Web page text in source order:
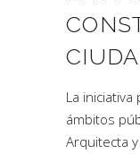
La
ámbitos
Arquitecta